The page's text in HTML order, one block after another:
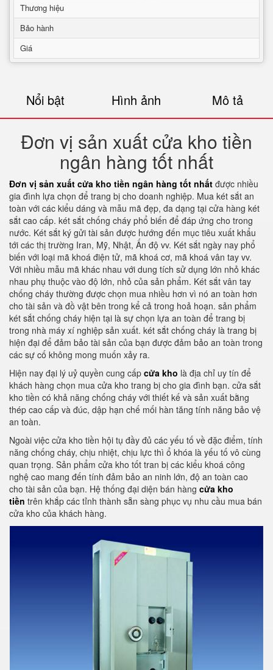
Thương hiệu
Bảo hành
Giá
Nổi bật Hình ảnh Mô tả
Đơn vị sản xuất cửa kho tiền
ngân hàng tốt nhất
Đơn vị sản xuất cửa kho tiền ngân hàng tốt nhất được nhiều
gia đình lựa chọn để trang bị cho doanh nghiệp. Mua két sắt an
toàn với các kiểu dáng và mẫu mã đẹp, đa dạng tại cửa hàng két
sắt cao cấp. két sắt chống cháy phổ biến để đáp ứng cho trong
nước. Két sắt ký gửi tài sản được hướng đến mục tiêu xuất khẩu
tới các thị trường Iran, Mỹ, Nhật, Ấn độ vv. Két sắt ngày nay phổ
biến với loại mã khoá điện tử, mã khoá cơ, mã khoá vân tay vv.
Với nhiều mẫu mã khác nhau với dung tích sử dụng lớn nhỏ khác
nhau phụ thuộc vào độ lớn, nhỏ của sản phẩm. Két sắt vân tay
chống cháy thường được chọn mua nhiều hơn vì nó an toàn hơn
cho tài sản và đồ vật bên trong kể cả trong hoả hoạn. sản phẩm
két sắt chống cháy hiện tại là sự chọn lựa an toàn để trang bị
trong nhà máy xí nghiệp sản xuất. két sắt chống cháy là trang bị
hiện đại để đảm bảo tài sản của bạn được đảm bảo an toàn trong
các sự cố không mong muốn xảy ra.
Hiện nay đại lý uỷ quyền cung cấp cửa kho là địa chỉ uy tín để
khách hàng chọn mua cửa kho trang bị cho gia đình bạn. cửa sắt
kho tiền có khả năng chống cháy với thiết kế và sản xuất bằng
thép cao cấp và đúc, dập hạn chế mối hàn tăng tính năng bảo vệ
an toàn.
Ngoài việc cửa kho tiền hội tụ đầy đủ các yếu tố về đặc điểm, tính
năng chống cháy, chịu nhiệt, chịu lực thì ổ khóa là yếu tố vô cùng
quan trọng. Sản phẩm cửa kho tốt tran bị các kiểu khoá công
nghệ cao mang đến tính đảm bảo an ninh lớn, độ an toàn cao
cho tài sản của bạn. Hệ thống đại diện bán hàng cửa kho
tiền trên khắp các tỉnh thành sẵn sàng phục vụ nhu cầu mua bán
cửa kho của khách hàng.